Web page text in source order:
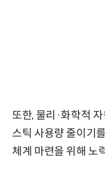
또한, 물리·화학적
스틱 사용량 줄이기
체계 마련을 위해 노